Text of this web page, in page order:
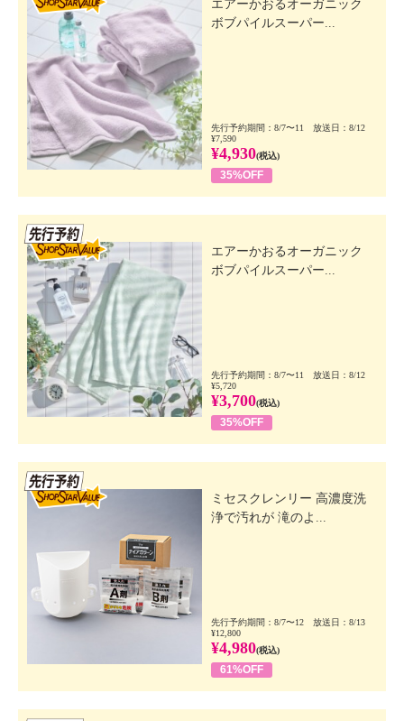
エアーかおるオーガニック
ボブパイルスーパー...
先行予約期間：8/7〜11 放送日：8/12
¥7,590
¥4,930(税込)
35%OFF
エアーかおるオーガニック
ボブパイルスーパー...
先行予約期間：8/7〜11 放送日：8/12
¥5,720
¥3,700(税込)
35%OFF
ミセスクレンリー 高濃度洗
浄で汚れが 滝のよ...
先行予約期間：8/7〜12 放送日：8/13
¥12,800
¥4,980(税込)
61%OFF